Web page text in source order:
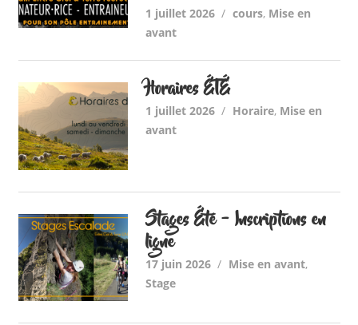
1 juillet 2026 cours, Mise en
avant
Horaires ÉTÉ
1 juillet 2026 Horaire, Mise en
avant
Stages Été – Inscriptions en
ligne
17 juin 2026 Mise en avant,
Stage